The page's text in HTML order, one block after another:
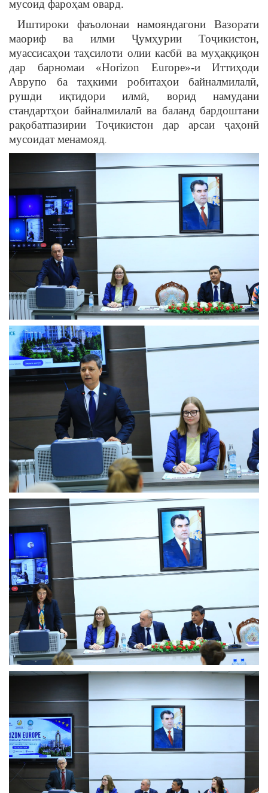
мусоид фароҳам овард.
Иштироки фаъолонаи намояндагони Вазорати
маориф ва илми Ҷумҳурии Тоҷикистон,
муассисаҳои таҳсилоти олии касбӣ ва муҳаққиқон
дар барномаи «Horizon Europe»-и Иттиҳоди
Аврупо ба таҳкими робитаҳои байналмилалӣ,
рушди иқтидори илмӣ, ворид намудани
стандартҳои байналмилалӣ ва баланд бардоштани
рақобатпазирии Тоҷикистон дар арсаи ҷаҳонӣ
мусоидат менамояд